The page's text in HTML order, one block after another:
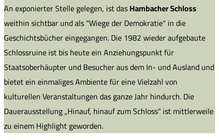
An exponierter Stelle gelegen, ist dasHambacher Schloss
weithin sichtbar und als "Wiege der Demokratie" in die
Geschichtsbücher eingegangen. Die 1982 wieder aufgebaute
Schlossruine ist bis heute ein Anziehungspunkt für
Staatsoberhäupter und Besucher aus dem In- und Ausland und
bietet ein einmaliges Ambiente für eine Vielzahl von
kulturellen Veranstaltungen das ganze Jahr hindurch. Die
Dauerausstellung „Hinauf, hinauf zum Schloss“ ist mittlerweile
zu einem Highlight geworden.